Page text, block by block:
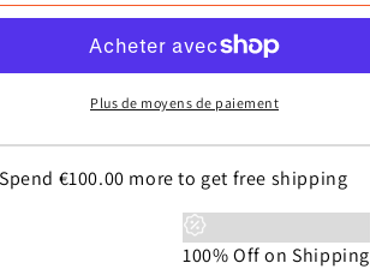
Plus de moyens de paiement
Spend €100.00 more to get free shipping
100% Off on Shipping